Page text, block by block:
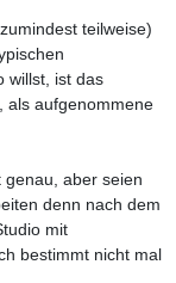
teilweise)
willst, ist das
als aufgenommene
genau, aber seien
denn nach dem
mit
bestimmt nicht mal